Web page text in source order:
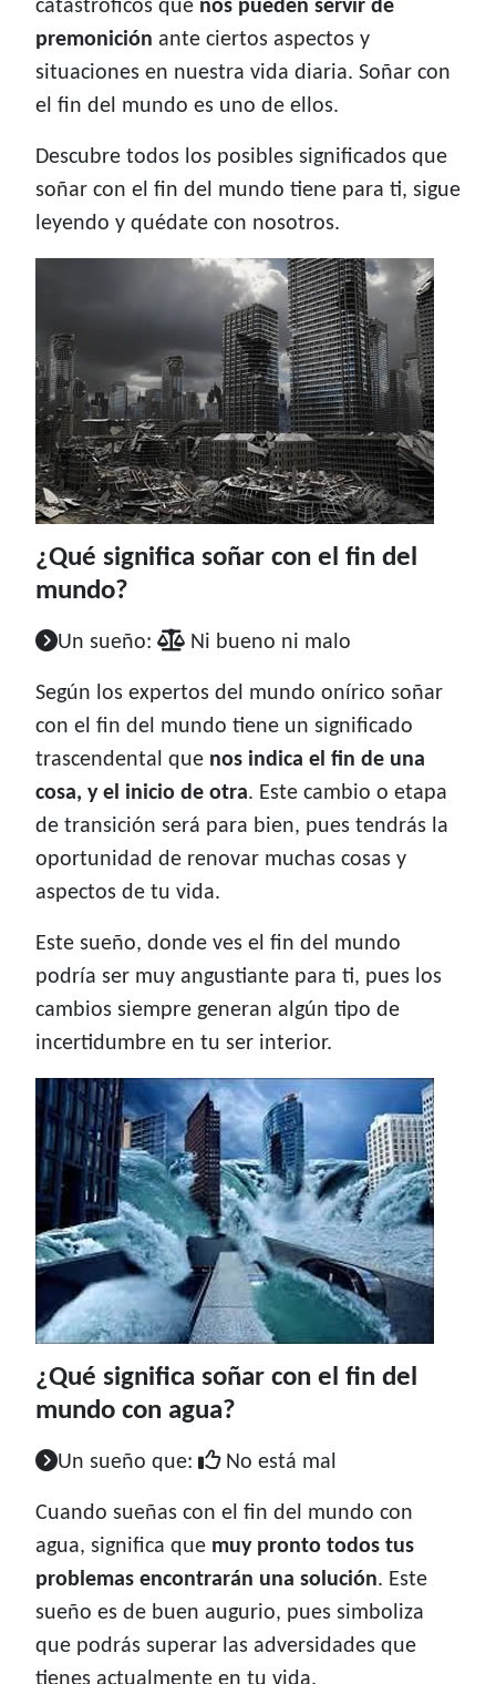
catastróficos que nos pueden servir de
premonición ante ciertos aspectos y
situaciones en nuestra vida diaria. Soñar con
el fin del mundo es uno de ellos.
Descubre todos los posibles significados que
soñar con el fin del mundo tiene para ti, sigue
leyendo y quédate con nosotros.
¿Qué significa soñar con el fin del
mundo?
Un sueño: Ni bueno ni malo
Según los expertos del mundo onírico soñar
con el fin del mundo tiene un significado
trascendental que nos indica el fin de una
cosa, y el inicio de otra. Este cambio o etapa
de transición será para bien, pues tendrás la
oportunidad de renovar muchas cosas y
aspectos de tu vida.
Este sueño, donde ves el fin del mundo
podría ser muy angustiante para ti, pues los
cambios siempre generan algún tipo de
incertidumbre en tu ser interior.
¿Qué significa soñar con el fin del
mundo con agua?
Un sueño que: No está mal
Cuando sueñas con el fin del mundo con
agua, significa que muy pronto todos tus
problemas encontrarán una solución. Este
sueño es de buen augurio, pues simboliza
que podrás superar las adversidades que